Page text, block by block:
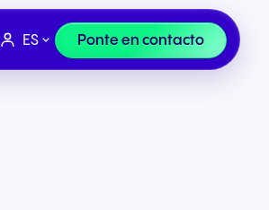
ES Ponte en contacto